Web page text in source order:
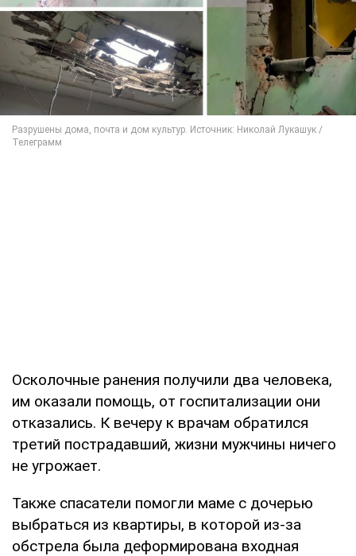
Осколочные ранения получили два человека,
им оказали помощь, от госпитализации они
отказались. К вечеру к врачам обратился
третий пострадавший, жизни мужчины ничего
не угрожает.
Также спасатели помогли маме с дочерью
выбраться из квартиры, в которой из-за
обстрела была деформирована входная